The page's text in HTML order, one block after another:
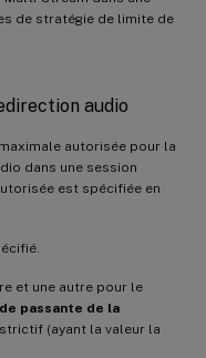
de stratégie de limite de
audio
autorisée pour la
dans une session
est spécifiée en
et une autre pour le
passante de la
(ayant la valeur la